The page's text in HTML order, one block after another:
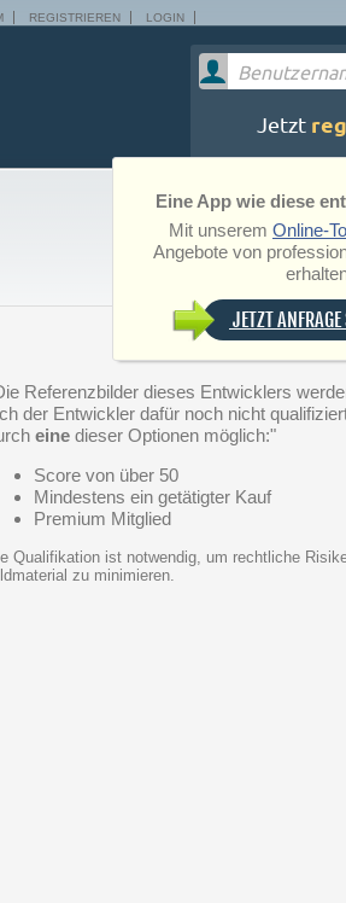
REGISTRIEREN LOGIN
Jetzt
Eine App wie diese
Mit unserem Online-
Angebote von
JETZT ANFRAGE
Referenzbilder dieses Entwicklers
der Entwickler dafür noch nicht
eine dieser Optionen möglich:"
Score von über 50
Mindestens ein getätigter Kauf
Premium Mitglied
Qualifikation ist notwendig, um rechtliche
zu minimieren.